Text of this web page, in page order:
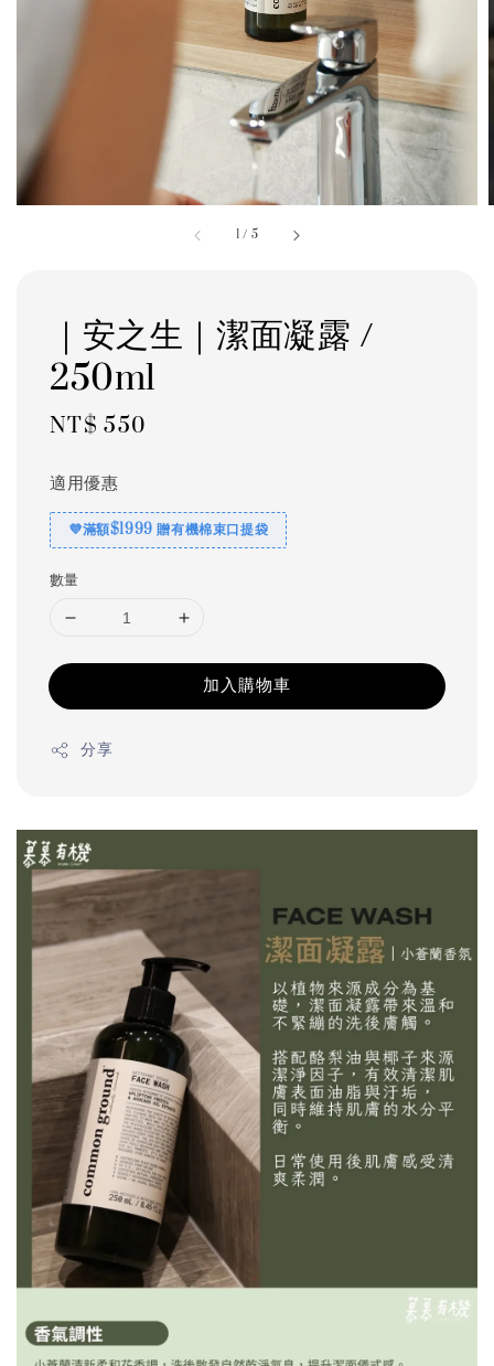
1 / 5
｜安之生｜潔面凝露 /
250ml
Regular
NT$ 550
適用優惠
💜滿額$1999 贈有機棉束口提袋
數量
加入購物車
分享